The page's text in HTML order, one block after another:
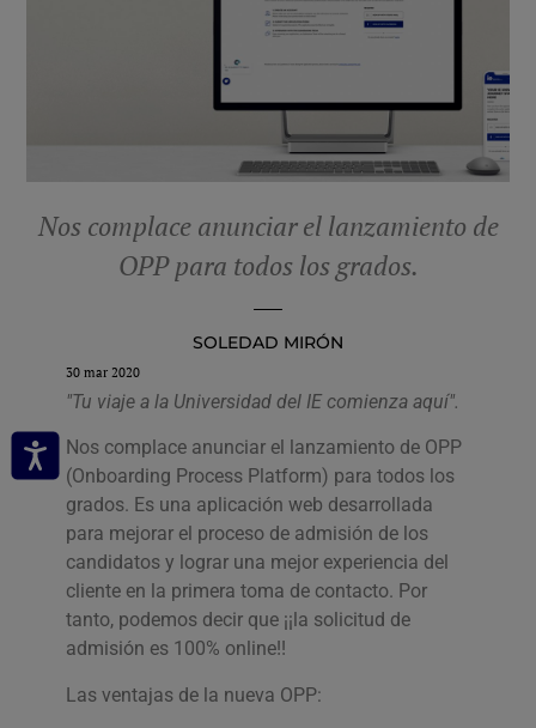
Nos complace anunciar el lanzamiento de
OPP para todos los grados.
SOLEDAD MIRÓN
30 mar 2020
"Tu viaje a la Universidad del IE comienza aquí".
Nos complace anunciar el lanzamiento de OPP
(Onboarding Process Platform) para todos los
grados. Es una aplicación web desarrollada
para mejorar el proceso de admisión de los
candidatos y lograr una mejor experiencia del
cliente en la primera toma de contacto. Por
tanto, podemos decir que ¡¡la solicitud de
admisión es 100% online!!
Las ventajas de la nueva OPP: